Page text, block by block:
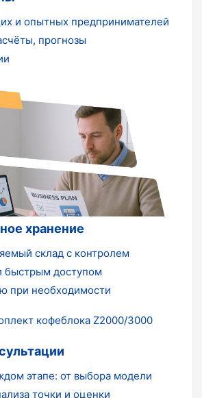
и опытных предпринимателей
прогнозы
хранение
склад с контролем
быстрым доступом
при необходимости
этапе: от выбора модели
точки и оценки